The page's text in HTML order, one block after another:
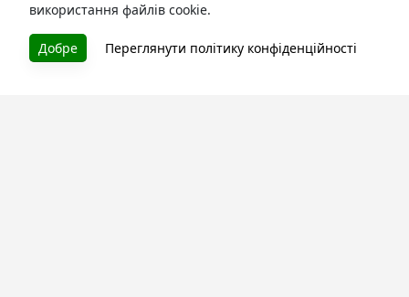
використання файлів cookie.
Добре Переглянути політику конфіденційності
БУКУРУК
Літературна платформа і бібліотека книг, які можна